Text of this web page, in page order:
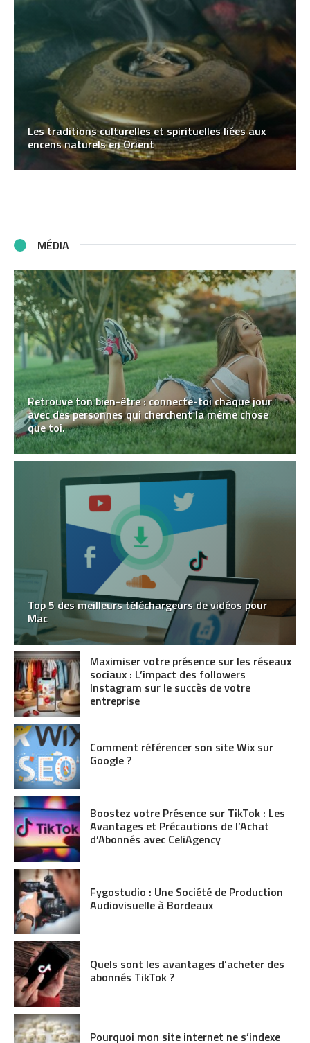
Les traditions culturelles et spirituelles liées aux
encens naturels en Orient
MÉDIA
Retrouve ton bien-être : connecte-toi chaque jour
avec des personnes qui cherchent la même chose
que toi.
Top 5 des meilleurs téléchargeurs de vidéos pour
Mac
Maximiser votre présence sur les réseaux
sociaux : L’impact des followers
Instagram sur le succès de votre
entreprise
Comment référencer son site Wix sur
Google ?
Boostez votre Présence sur TikTok : Les
Avantages et Précautions de l’Achat
d’Abonnés avec CeliAgency
Fygostudio : Une Société de Production
Audiovisuelle à Bordeaux
Quels sont les avantages d’acheter des
abonnés TikTok ?
Pourquoi mon site internet ne s’indexe